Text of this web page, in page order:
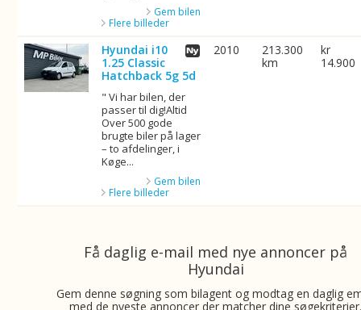
Gem bilen
Flere billeder
Hyundai i10
1.25 Classic
Hatchback 5g 5d
" Vi har bilen, der
passer til dig!Altid
Over 500 gode
brugte biler på lager
– to afdelinger, i
Køge...
Gem bilen
Flere billeder
2010
213.300
km
kr
14.900
Få daglig e-mail med nye annoncer på
Hyundai
Gem denne søgning som bilagent og modtag en daglig
med de nyeste annoncer der matcher dine